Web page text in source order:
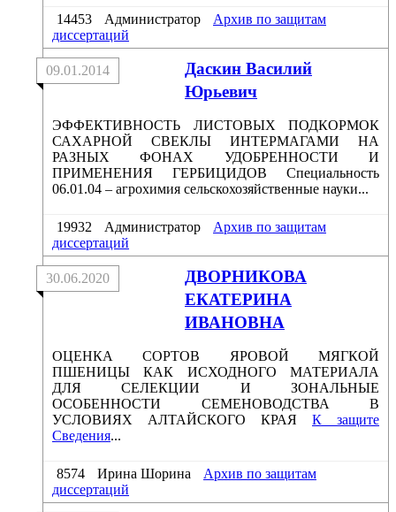
14453 Администратор
Архив по защитам
диссертаций
Даскин Василий
Юрьевич
09.01.2014
ЭФФЕКТИВНОСТЬ ЛИСТОВЫХ ПОДКОРМОК
САХАРНОЙ СВЕКЛЫ ИНТЕРМАГАМИ НА
РАЗНЫХ ФОНАХ УДОБРЕННОСТИ И
ПРИМЕНЕНИЯ ГЕРБИЦИДОВ Специальность
06.01.04 – агрохимия сельскохозяйственные науки...
19932 Администратор
Архив по защитам
диссертаций
ДВОРНИКОВА
ЕКАТЕРИНА
ИВАНОВНА
30.06.2020
ОЦЕНКА СОРТОВ ЯРОВОЙ МЯГКОЙ
ПШЕНИЦЫ КАК ИСХОДНОГО МАТЕРИАЛА
ДЛЯ СЕЛЕКЦИИ И ЗОНАЛЬНЫЕ
ОСОБЕННОСТИ СЕМЕНОВОДСТВА В
УСЛОВИЯХ АЛТАЙСКОГО КРАЯ К защите
Сведения...
8574 Ирина Шорина
Архив по защитам
диссертаций